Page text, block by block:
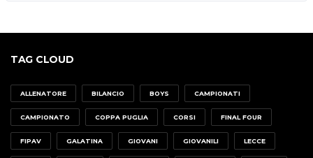
TAG CLOUD
ALLENATORE BILANCIO BOYS CAMPIONATI
CAMPIONATO COPPA PUGLIA CORSI FINAL FOUR
FIPAV GALATINA GIOVANI GIOVANILI LECCE